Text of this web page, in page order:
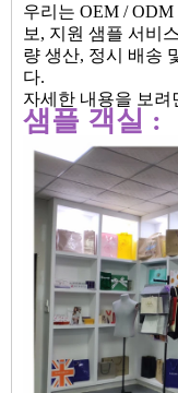
우리는 OEM /
보, 지원 샘플 서비
량 생산, 정시 배송
다.
자세한 내용을 보려
샘플 객실 :